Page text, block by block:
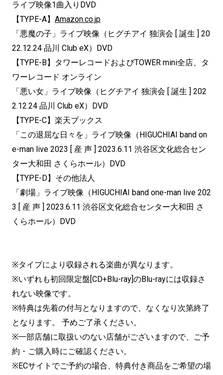
ライブ映像1曲入りDVD
【TYPE-A】 Amazon.co.jp
「悪魔の子」ライブ映像（ヒグチアイ 独演会 [ 誕生 ] 20
22.12.24 品川 Club eX）DVD
【TYPE-B】タワーレコードおよびTOWER mini全店、タ
ワーレコード オンライン
「悪い女」ライブ映像（ヒグチアイ 独演会 [ 誕生 ] 202
2.12.24 品川 Club eX）DVD
【TYPE-C】楽天ブックス
「この退屈な日々を」ライブ映像（HIGUCHIAI band on
e-man live 2023 [ 産 声 ] 2023.6.11 渋谷区文化総合セン
ター大和田 さくらホール）DVD
【TYPE-D】その他法人
「劇場」ライブ映像（HIGUCHIAI band one-man live 202
3 [ 産 声 ] 2023.6.11 渋谷区文化総合センター大和田 さ
くらホール）DVD
※タイプにより収録される楽曲が異なります。
※いずれも初回限定盤[CD+Blu-ray]のBlu-rayには収録さ
れない映像です。
※特典は先着の付与となりますので、なくなり次第終了
となります。 予めご了承ください。
※一部店舗に取扱いのない店舗がございますので、ご予
約・ご購入時にご確認ください。
※ECサイトでご予約の場合、特典付き商品をご希望の場